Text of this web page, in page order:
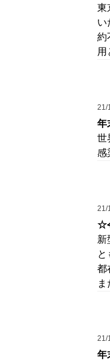
東
い
約
用
21/
年
世
感
21/
☆
新
と
都
21/
年